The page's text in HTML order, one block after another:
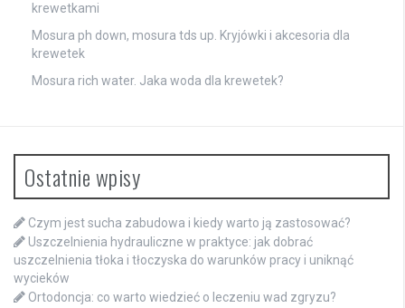
krewetkami
Mosura ph down, mosura tds up. Kryjówki i akcesoria dla
krewetek
Mosura rich water. Jaka woda dla krewetek?
Ostatnie wpisy
Czym jest sucha zabudowa i kiedy warto ją zastosować?
Uszczelnienia hydrauliczne w praktyce: jak dobrać
uszczelnienia tłoka i tłoczyska do warunków pracy i uniknąć
wycieków
Ortodoncja: co warto wiedzieć o leczeniu wad zgryzu?